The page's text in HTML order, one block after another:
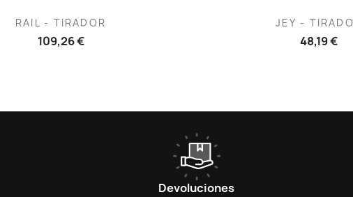
 Vista rápida
RAIL - TIRADOR
109,26 €
Vista
JEY -
48,19 €
Devoluciones